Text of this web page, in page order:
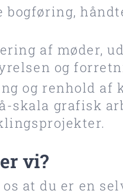
bogføring,
af møder,
og
og renhold af
skala grafisk
vi?
at du er en